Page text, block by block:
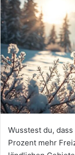
Wusstest du,
Prozent mehr